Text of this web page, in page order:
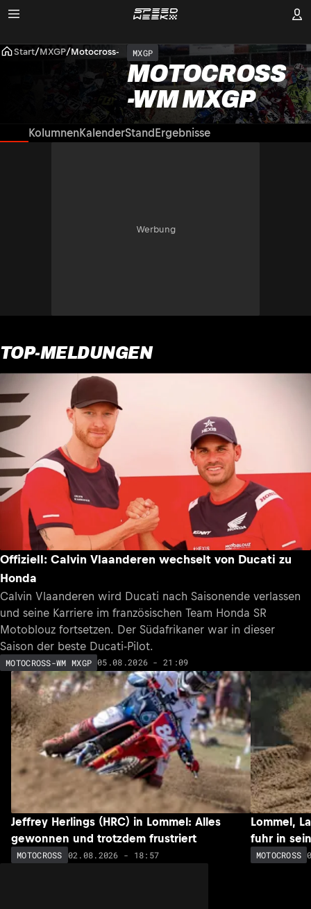
Start/MXGP/Motocross-WM MXGP
MXGP
MOTOCROSS
-WM MXGP
KolumnenKalenderStandErgebnisse
Werbung
TOP-MELDUNGEN
Offiziell: Calvin Vlaanderen wechselt von Ducati zu
Honda
Calvin Vlaanderen wird Ducati nach Saisonende verlassen
und seine Karriere im französischen Team Honda SR
Motoblouz fortsetzen. Der Südafrikaner war in dieser
Saison der beste Ducati-Pilot.
MOTOCROSS-WM MXGP 05.08.2026 - 21:09
Jeffrey Herlings (HRC) in Lommel: Alles
gewonnen und trotzdem frustriert
MOTOCROSS 02.08.2026 - 18:57
Lommel,
fuhr in
MOTOCROSS